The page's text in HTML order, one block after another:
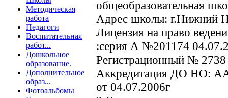
Методическая
работа
Педагоги
Воспитательная
работ...
Дошкольное
образование.
Дополнительное
образ...
Фотоальбомы
общеобразовательная
Адрес школы: г.Нижний
Лицензия на право
:серия А №201174
Регистрационный №
Аккредитация ДО НО:
от 04.07.2006г